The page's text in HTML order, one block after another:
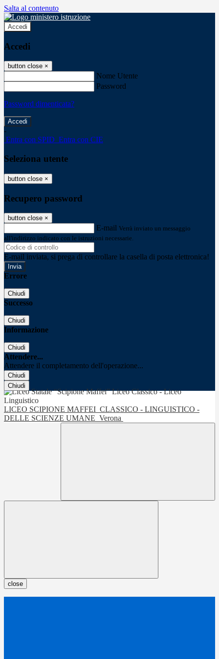
Salta al contenuto
Accedi
Accedi
button close ×
Nome Utente
Password
Password dimenticata?
-
Entra con SPID Entra con CIE
Seleziona utente
button close ×
Recupero password
button close ×
E-mail Verrà inviato un messaggio
all'indirizzo indicato con le istruzioni necessarie.
E-mail inviata, si prega di controllare la casella di posta elettronica!
Errore
Chiudi
Successo
Chiudi
Informazione
Chiudi
Attendere...
Attendere il completamento dell'operazione...
Chiudi
Chiudi
LICEO SCIPIONE MAFFEI CLASSICO - LINGUISTICO -
DELLE SCIENZE UMANE Verona
close